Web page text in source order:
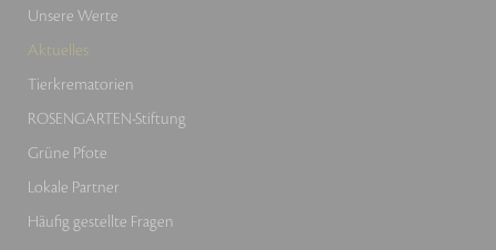
Unsere Werte
Aktuelles
Tierkrematorien
ROSENGARTEN-Stiftung
Grüne Pfote
Lokale Partner
Häufig gestellte Fragen